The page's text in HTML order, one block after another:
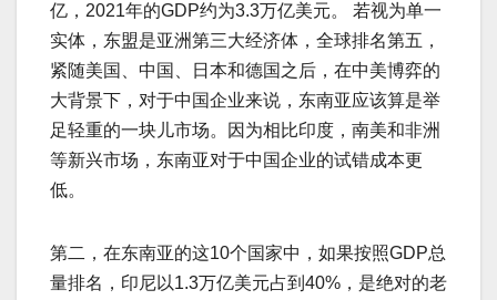
亿，2021年的GDP约为3.3万亿美元。 若视为单一
实体，东盟是亚洲第三大经济体，全球排名第五，
紧随美国、中国、日本和德国之后，在中美博弈的
大背景下，对于中国企业来说，东南亚应该算是举
足轻重的一块儿市场。因为相比印度，南美和非洲
等新兴市场，东南亚对于中国企业的试错成本更
低。
第二，在东南亚的这10个国家中，如果按照GDP总
量排名，印尼以1.3万亿美元占到40%，是绝对的老